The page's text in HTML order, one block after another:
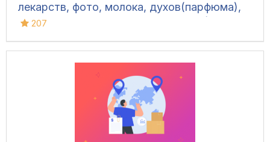
лекарств, фото, молока, духов(парфюма),
питьевой воды, велосипедов и шин)
207